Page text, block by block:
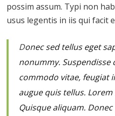
possim assum. Typi non
usus legentis in iis qui facit
Donec sed tellus eget
nonummy. Suspendisse
commodo vitae, feugiat
augue quis tellus.
Quisque aliquam.